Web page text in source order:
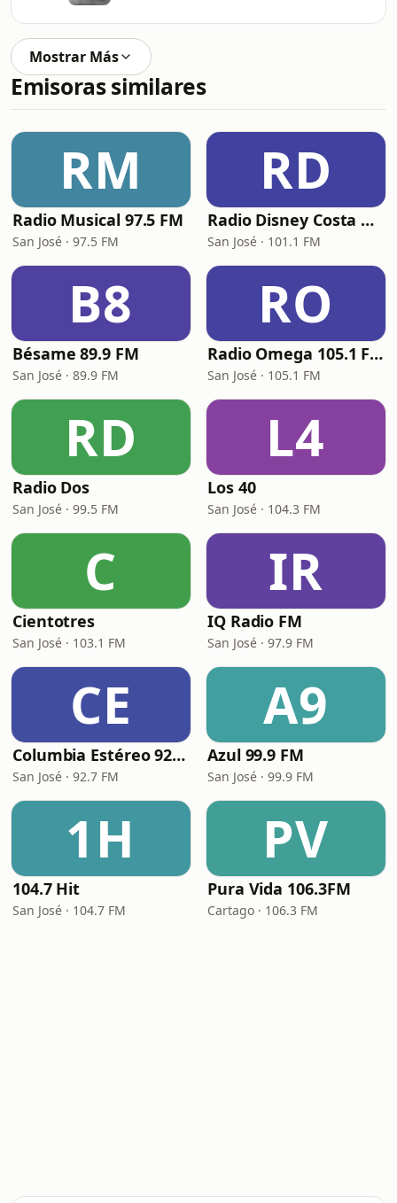
Mostrar Más
Emisoras similares
RM
Radio Musical 97.5 FM
San José · 97.5 FM
RD
Radio Disney Costa Rica
San José · 101.1 FM
B8
Bésame 89.9 FM
San José · 89.9 FM
RO
Radio Omega 105.1 FM
San José · 105.1 FM
RD
Radio Dos
San José · 99.5 FM
L4
Los 40
San José · 104.3 FM
C
Cientotres
San José · 103.1 FM
IR
IQ Radio FM
San José · 97.9 FM
CE
Columbia Estéreo 92.7 FM
San José · 92.7 FM
A9
Azul 99.9 FM
San José · 99.9 FM
1H
104.7 Hit
San José · 104.7 FM
PV
Pura Vida 106.3FM
Cartago · 106.3 FM